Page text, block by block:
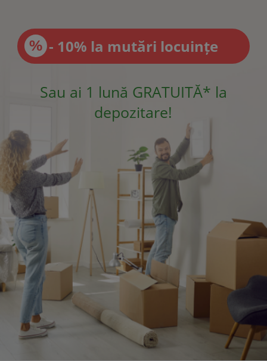
- 10% la mutări locuințe
Sau ai 1 lună GRATUITĂ* la
depozitare!